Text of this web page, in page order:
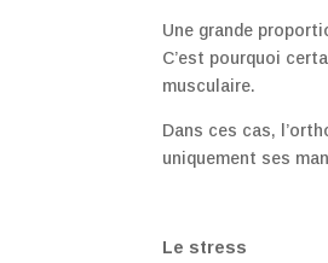
Une grande
C’est pourquoi
musculaire.
Dans ces cas,
uniquement ses
Le stress